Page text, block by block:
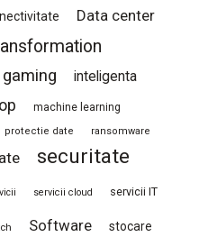
Data center
gaming
inteligenta
machine learning
protectie date ransomware
securitate
servicii cloud servicii IT
Software stocare